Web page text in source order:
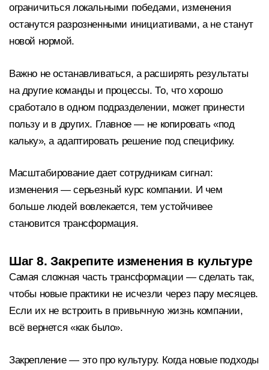
ограничиться локальными победами, изменения
останутся разрозненными инициативами, а не станут
новой нормой.
Важно не останавливаться, а расширять результаты
на другие команды и процессы. То, что хорошо
сработало в одном подразделении, может принести
пользу и в других. Главное — не копировать «под
кальку», а адаптировать решение под специфику.
Масштабирование дает сотрудникам сигнал:
изменения — серьезный курс компании. И чем
больше людей вовлекается, тем устойчивее
становится трансформация.
Шаг 8. Закрепите изменения в культуре
Самая сложная часть трансформации — сделать так,
чтобы новые практики не исчезли через пару месяцев.
Если их не встроить в привычную жизнь компании,
всё вернется «как было».
Закрепление — это про культуру. Когда новые подходы